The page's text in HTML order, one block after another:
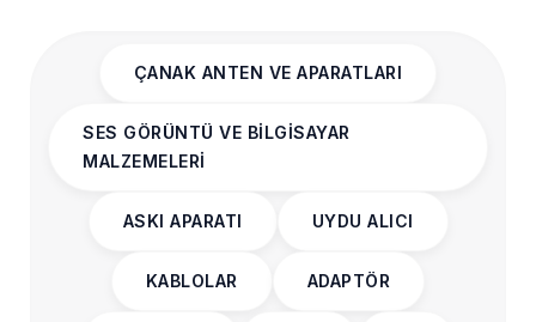
ÇANAK ANTEN VE APARATLARI
SES GÖRÜNTÜ VE BİLGİSAYAR
MALZEMELERİ
ASKI APARATI UYDU ALICI
KABLOLAR ADAPTÖR